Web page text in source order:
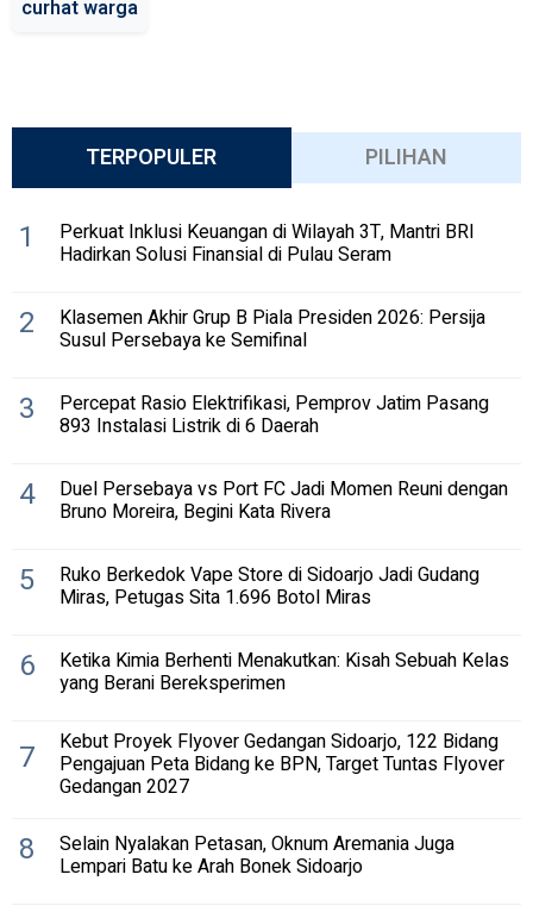
curhat warga
TERPOPULER PILIHAN
1 Perkuat Inklusi Keuangan di Wilayah 3T, Mantri BRI
Hadirkan Solusi Finansial di Pulau Seram
2 Klasemen Akhir Grup B Piala Presiden 2026: Persija
Susul Persebaya ke Semifinal
3 Percepat Rasio Elektrifikasi, Pemprov Jatim Pasang
893 Instalasi Listrik di 6 Daerah
4 Duel Persebaya vs Port FC Jadi Momen Reuni dengan
Bruno Moreira, Begini Kata Rivera
5 Ruko Berkedok Vape Store di Sidoarjo Jadi Gudang
Miras, Petugas Sita 1.696 Botol Miras
6 Ketika Kimia Berhenti Menakutkan: Kisah Sebuah Kelas
yang Berani Bereksperimen
7 Kebut Proyek Flyover Gedangan Sidoarjo, 122 Bidang
Pengajuan Peta Bidang ke BPN, Target Tuntas Flyover
Gedangan 2027
8 Selain Nyalakan Petasan, Oknum Aremania Juga
Lempari Batu ke Arah Bonek Sidoarjo